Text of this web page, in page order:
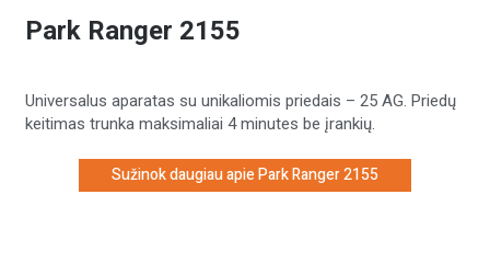
Park Ranger 2155
Universalus aparatas su unikaliomis priedais – 25 AG. Priedų
keitimas trunka maksimaliai 4 minutes be įrankių.
Sužinok daugiau apie Park Ranger 2155